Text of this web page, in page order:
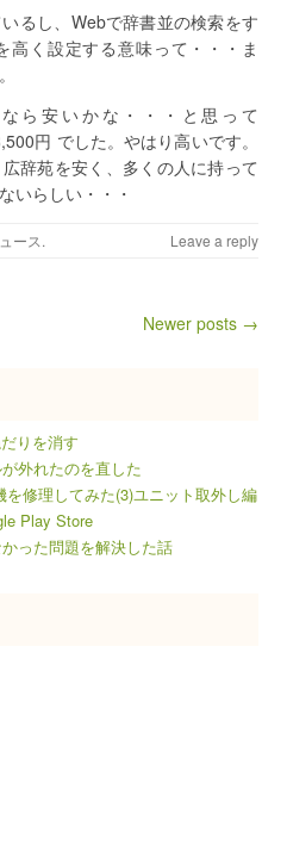
るし、Webで辞書並の検索をす
高く設定する意味って・・・ま
ら安いかな・・・と思って
円 でした。やはり高いです。
辞苑を安く、多くの人に持って
いらしい・・・
ース. Leave a reply
Newer posts →
りを消す
外れたのを直した
修理してみた(3)ユニット取外し編
Play Store
った問題を解決した話